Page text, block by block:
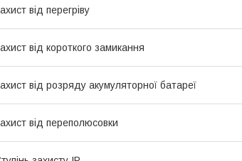
від перегріву
від короткого замикання
від розряду акумуляторної батареї
від переполюсовки